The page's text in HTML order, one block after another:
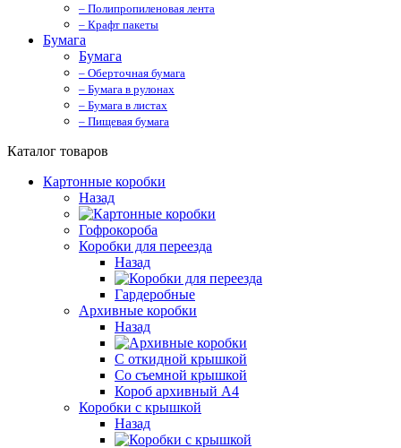
– Полипропиленовая лента
– Крафт пакеты
Бумага
Бумага
– Оберточная бумага
– Бумага в рулонах
– Бумага в листах
– Пищевая бумага
Каталог товаров
Картонные коробки
Назад
Гофрокороба
Коробки для переезда
Назад
Гардеробные
Архивные коробки
Назад
С откидной крышкой
Со съемной крышкой
Короб архивный А4
Коробки с крышкой
Назад